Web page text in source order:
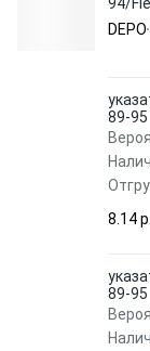
DEPO
89-95
8.14 p.
89-95